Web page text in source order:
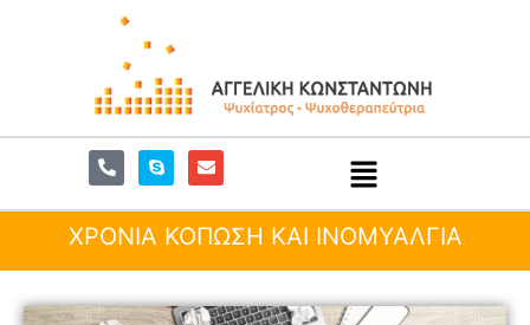
ΧΡΟΝΙΑ ΚΟΠΩΣΗ ΚΑΙ ΙΝΟΜΥΑΛΓΙΑ